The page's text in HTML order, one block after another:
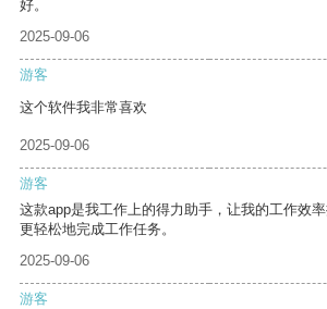
好。
2025-09-06
游客
这个软件我非常喜欢
2025-09-06
游客
这款app是我工作上的得力助手，让我的工作效
更轻松地完成工作任务。
2025-09-06
游客